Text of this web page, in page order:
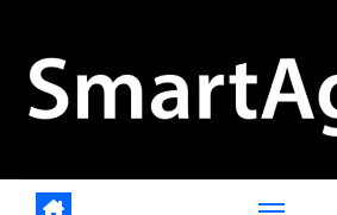
content